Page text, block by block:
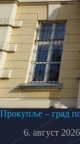
Прокупље – град
6. август